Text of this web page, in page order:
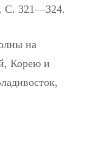
С. 321—324.
на
Корею и